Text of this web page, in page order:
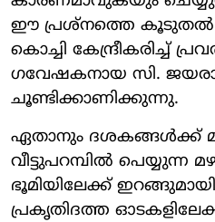
ഈ പ്രശ്നത്തെ കൂടുതൽ
കൊച്ചി കേന്ദ്രീകരിച്ച്
ഗവേഷകനായ സി.
ചൂണ്ടിക്കാണിക്കുന്നു.
ഏതാനും ദശകങ്ങൾക്ക്
വീട്ടുപറമ്പിൽ പെയ്യുന്ന
ഭൂമിയിലേക്ക്
പ്രകൃതിദത്ത